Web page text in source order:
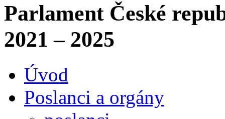
Parlament České
2021 – 2025
Úvod
Poslanci a orgány